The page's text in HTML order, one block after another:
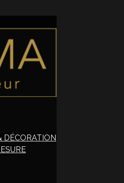
DÉCORATION